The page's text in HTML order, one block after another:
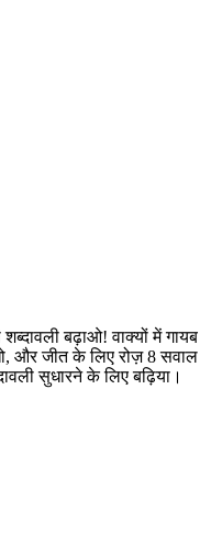
बढ़ाओ! वाक्यों में गायब
और जीत के लिए रोज़ 8 सवाल
सुधारने के लिए बढ़िया।